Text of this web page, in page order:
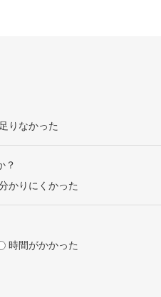
りなかった
？
かりにくかった
時間がかかった